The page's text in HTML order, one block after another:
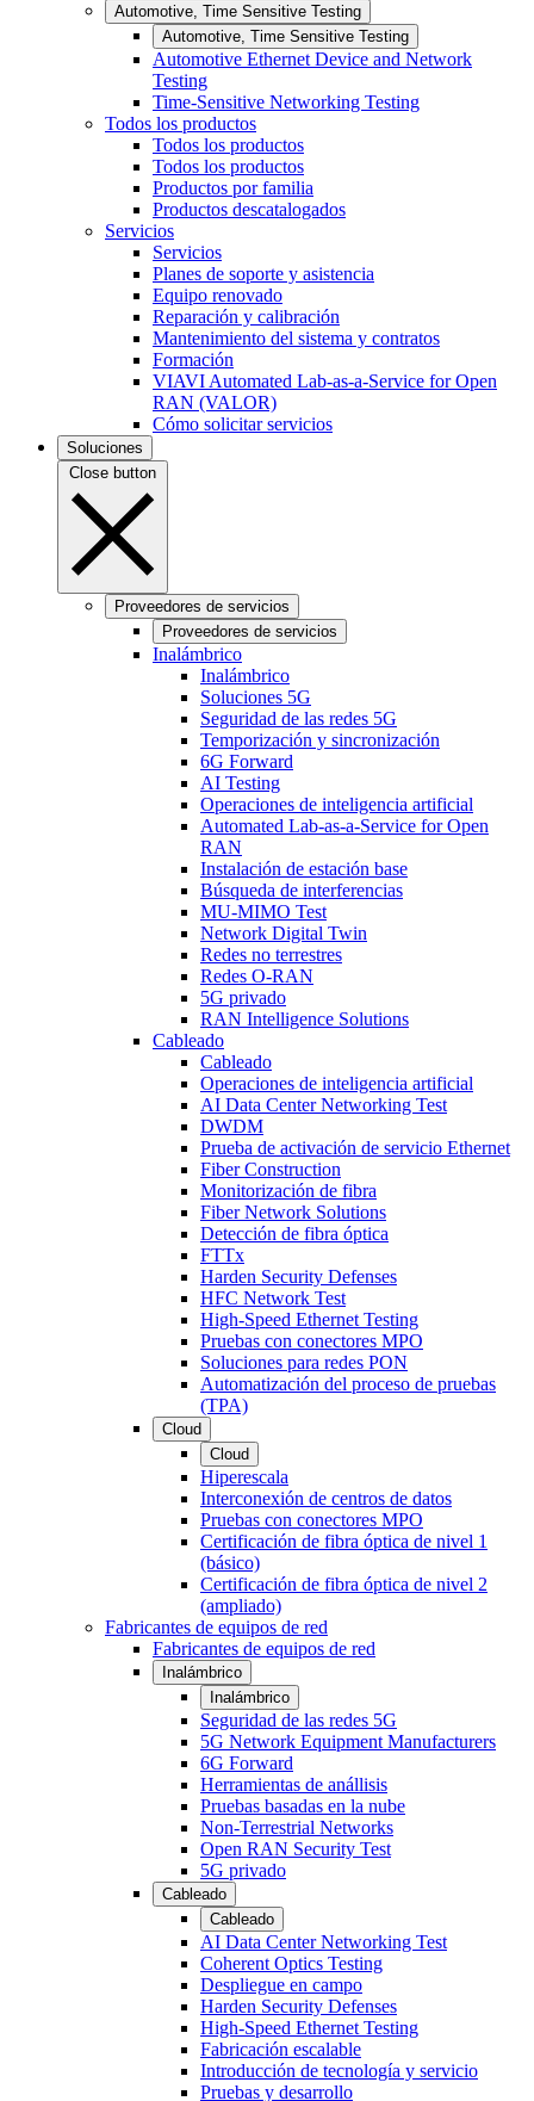
Automotive, Time Sensitive Testing
Automotive, Time Sensitive Testing
Automotive Ethernet Device and Network
Testing
Time-Sensitive Networking Testing
Todos los productos
Todos los productos
Todos los productos
Productos por familia
Productos descatalogados
Servicios
Servicios
Planes de soporte y asistencia
Equipo renovado
Reparación y calibración
Mantenimiento del sistema y contratos
Formación
VIAVI Automated Lab-as-a-Service for Open
RAN (VALOR)
Cómo solicitar servicios
Soluciones
Close button
Proveedores de servicios
Proveedores de servicios
Inalámbrico
Inalámbrico
Soluciones 5G
Seguridad de las redes 5G
Temporización y sincronización
6G Forward
AI Testing
Operaciones de inteligencia artificial
Automated Lab-as-a-Service for Open
RAN
Instalación de estación base
Búsqueda de interferencias
MU-MIMO Test
Network Digital Twin
Redes no terrestres
Redes O-RAN
5G privado
RAN Intelligence Solutions
Cableado
Cableado
Operaciones de inteligencia artificial
AI Data Center Networking Test
DWDM
Prueba de activación de servicio Ethernet
Fiber Construction
Monitorización de fibra
Fiber Network Solutions
Detección de fibra óptica
FTTx
Harden Security Defenses
HFC Network Test
High-Speed Ethernet Testing
Pruebas con conectores MPO
Soluciones para redes PON
Automatización del proceso de pruebas
(TPA)
Cloud
Cloud
Hiperescala
Interconexión de centros de datos
Pruebas con conectores MPO
Certificación de fibra óptica de nivel 1
(básico)
Certificación de fibra óptica de nivel 2
(ampliado)
Fabricantes de equipos de red
Fabricantes de equipos de red
Inalámbrico
Inalámbrico
Seguridad de las redes 5G
5G Network Equipment Manufacturers
6G Forward
Herramientas de anállisis
Pruebas basadas en la nube
Non-Terrestrial Networks
Open RAN Security Test
5G privado
Cableado
Cableado
AI Data Center Networking Test
Coherent Optics Testing
Despliegue en campo
Harden Security Defenses
High-Speed Ethernet Testing
Fabricación escalable
Introducción de tecnología y servicio
Pruebas y desarrollo